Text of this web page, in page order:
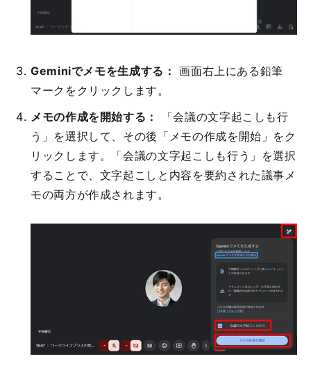
Geminiでメモを生成する： 画面右上にある鉛筆
マークをクリックします。
メモの作成を開始する：
「会議の文字起こしも行
う」を選択して、その後「メモの作成を開始」をク
リックします。「会議の文字起こしも行う」を選択
することで、文字起こしと内容を要約された議事メ
モの両方が作成されます。